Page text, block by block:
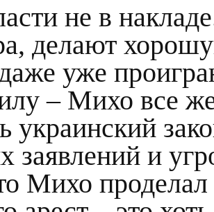
не в
делают
уже
– Михо все
украинский
заявлений и
Михо